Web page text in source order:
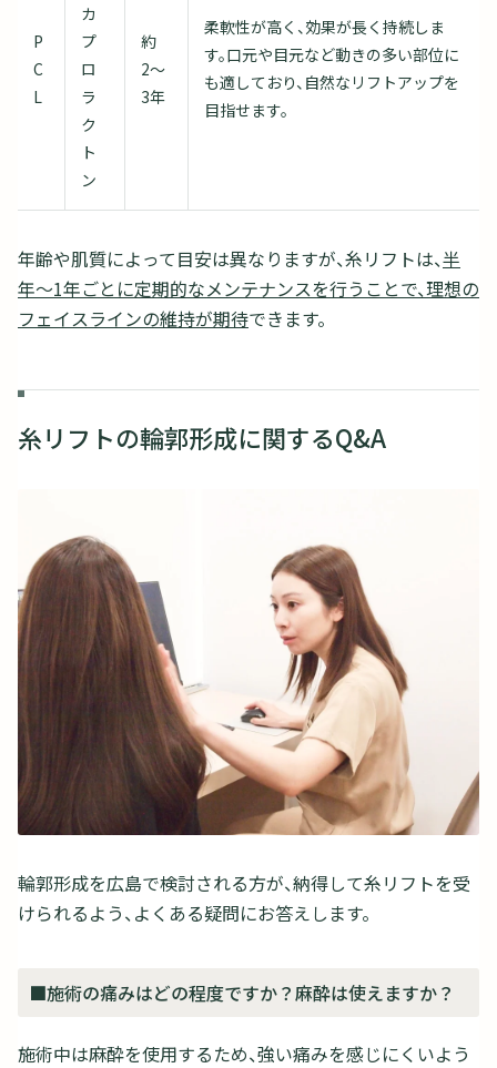
P
C
L
カ
プ
ロ
ラ
ク
ト
ン
約
2〜
3年
柔軟性が高く、効果が長く持続しま
す。口元や目元など動きの多い部位に
も適しており、自然なリフトアップを
目指せます。
年齢や肌質によって目安は異なりますが、糸リフトは、半
年〜1年ごとに定期的なメンテナンスを行うことで、理想の
フェイスラインの維持が期待できます。
糸リフトの輪郭形成に関するQ&A
輪郭形成を広島で検討される方が、納得して糸リフトを受
けられるよう、よくある疑問にお答えします。
■施術の痛みはどの程度ですか？麻酔は使えますか？
施術中は麻酔を使用するため、強い痛みを感じにくいよう